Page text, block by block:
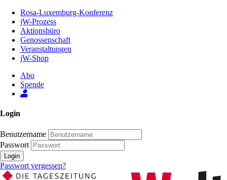
Inhalt
Seite
Rosa-Luxemburg-Konferenz
jW-Prozess
Aktionsbüro
Genossenschaft
Veranstaltungen
jW-Shop
Abo
Spende
Login
Benutzername
Passwort
Login
Passwort vergessen?